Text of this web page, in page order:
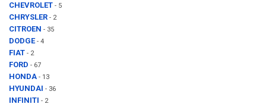
CHEVROLET - 5
CHRYSLER - 2
CITROEN - 35
DODGE - 4
FIAT - 2
FORD - 67
HONDA - 13
HYUNDAI - 36
INFINITI - 2